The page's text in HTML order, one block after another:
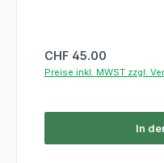
Regulärer Preis:
CHF 45.00
Preise inkl. MWST zzgl.
In